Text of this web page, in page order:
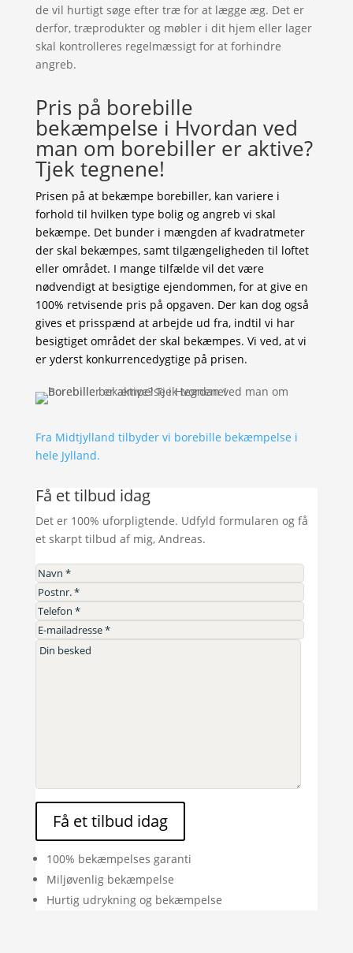
de vil hurtigt søge efter træ for at lægge æg. Det er
derfor, træprodukter og møbler i dit hjem eller lager
skal kontrolleres regelmæssigt for at forhindre
angreb.
Pris på borebille
bekæmpelse i Hvordan ved
man om borebiller er aktive?
Tjek tegnene!
Prisen på at bekæmpe borebiller, kan variere i
forhold til hvilken type bolig og angreb vi skal
bekæmpe. Det bunder i mængden af kvadratmeter
der skal bekæmpes, samt tilgængeligheden til loftet
eller området. I mange tilfælde vil det være
nødvendigt at besigtige ejendommen, for at give en
100% retvisende pris på opgaven. Der kan dog også
gives et prisspænd at arbejde ud fra, indtil vi har
besigtiget området der skal bekæmpes. Vi ved, at vi
er yderst konkurrencedygtige på prisen.
Fra Midtjylland tilbyder vi borebille bekæmpelse i
hele Jylland.
Få et tilbud idag
Det er 100% uforpligtende. Udfyld formularen og få
et skarpt tilbud af mig, Andreas.
Få et tilbud idag
100% bekæmpelses garanti
Miljøvenlig bekæmpelse
Hurtig udrykning og bekæmpelse